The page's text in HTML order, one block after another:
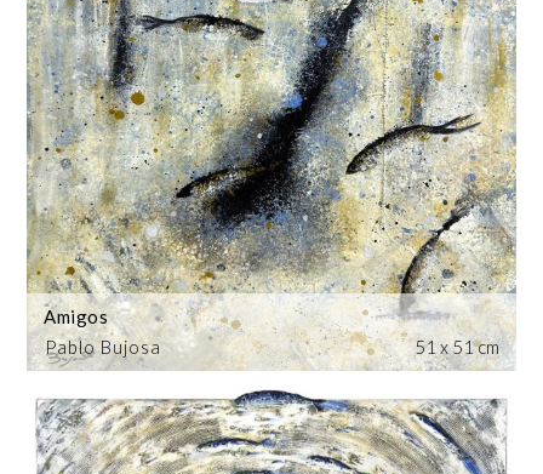
Pablo Bujosa
Amigos
51 x 51 cm